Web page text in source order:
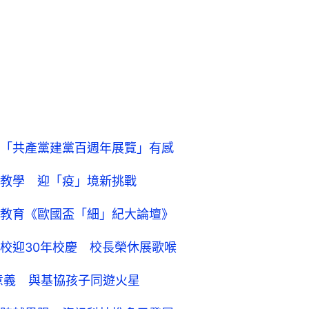
共產黨建黨百週年展覽」有感
學 迎「疫」境新挑戰
育《歐國盃「細」紀大論壇》
迎30年校慶 校長榮休展歌喉
義 與基協孩子同遊火星